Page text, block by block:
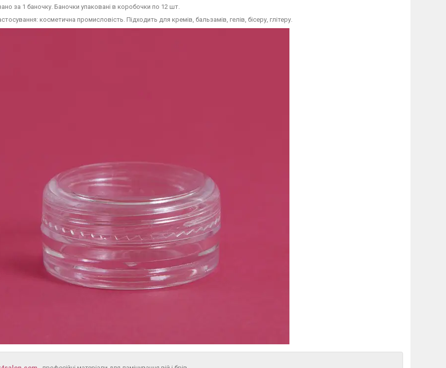
за 1 баночку. Баночки упаковані в коробочки по 12 шт.
косметична промисловість. Підходить для кремів, бальзамів, гелів, бісеру, глітеру.